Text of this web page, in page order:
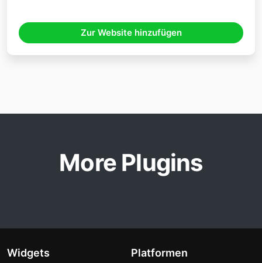
Zur Website hinzufügen
More Plugins
Widgets Platformen